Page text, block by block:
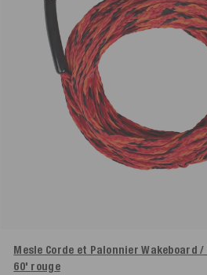
Mesle Corde et Palonnier Wakeboard
60' rouge